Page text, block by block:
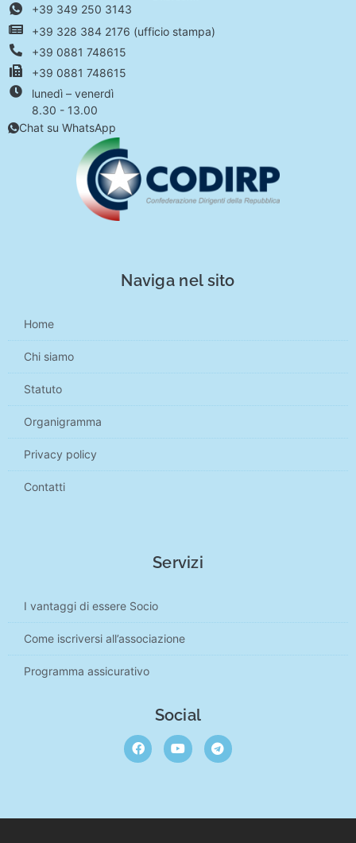
+39 349 250 3143
+39 328 384 2176 (ufficio stampa)
+39 0881 748615
+39 0881 748615
lunedì – venerdì
8.30 - 13.00
Chat su WhatsApp
Naviga nel sito
Home
Chi siamo
Statuto
Organigramma
Privacy policy
Contatti
Servizi
I vantaggi di essere Socio
Come iscriversi all’associazione
Programma assicurativo
Social